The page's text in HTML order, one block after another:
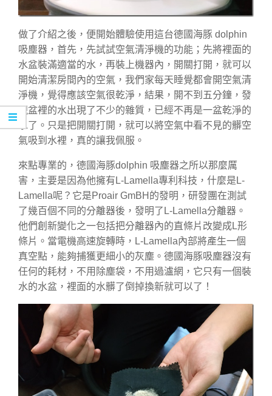
做了介紹之後，便開始體驗使用這台德國海豚 dolphin
吸塵器，首先，先試試空氣清淨機的功能；先將裡面的
水盆裝滿適當的水，再裝上機器內，開關打開，就可以
開始清潔房間內的空氣，我們家每天睡覺都會開空氣清
淨機，覺得應該空氣很乾淨，結果，開不到五分鐘，發
現盆裡的水出現了不少的雜質，已經不再是一盆乾淨的
水了。只是把開關打開，就可以將空氣中看不見的髒空
氣吸到水裡，真的讓我佩服。
來點專業的，德國海豚dolphin 吸塵器之所以那麼厲
害，主要是因為他擁有L-Lamella專利科技，什麼是L-
Lamella呢？它是Proair GmBH的發明，研發團在測試
了幾百個不同的分離器後，發明了L-Lamella分離器。
他們創新變化之一包括把分離器內的直條片改變成L形
條片。當電機高速旋轉時，L-Lamella內部將產生一個
真空點，能夠捕獲更細小的灰塵。德國海豚吸塵器沒有
任何的耗材，不用除塵袋，不用過瀘網，它只有一個裝
水的水盆，裡面的水髒了倒掉換新就可以了！